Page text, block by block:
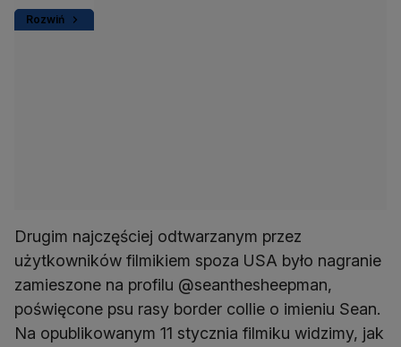
Rozwiń
Drugim najczęściej odtwarzanym przez
użytkowników filmikiem spoza USA było nagranie
zamieszone na profilu @seanthesheepman,
poświęcone psu rasy border collie o imieniu Sean.
Na opublikowanym 11 stycznia filmiku widzimy, jak